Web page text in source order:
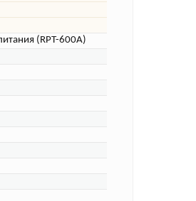
(RPT-600A)